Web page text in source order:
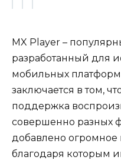
MX Player –
разработанный для
мобильных
заключается в том,
поддержка
совершенно разных
добавлено
благодаря которым